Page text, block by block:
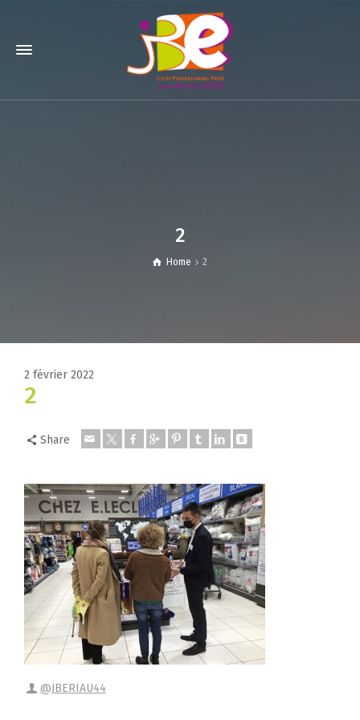
2
Home 2
2 février 2022
2
Share
@JBERIAU44